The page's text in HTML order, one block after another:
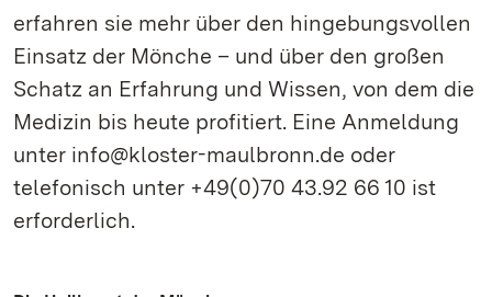
erfahren sie mehr über den hingebungsvollen
Einsatz der Mönche – und über den großen
Schatz an Erfahrung und Wissen, von dem die
Medizin bis heute profitiert. Eine Anmeldung
unter info@kloster-maulbronn.de oder
telefonisch unter +49(0)70 43.92 66 10 ist
erforderlich.